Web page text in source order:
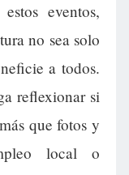
eventos,
no sea solo
a todos.
reflexionar si
que fotos y
local o